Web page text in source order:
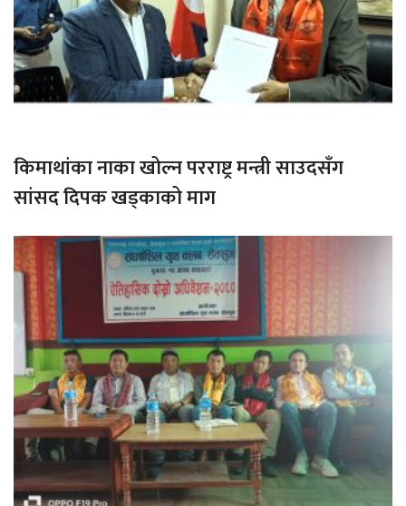
किमाथांका नाका खोल्न परराष्ट्र मन्त्री साउदसँग
सांसद दिपक खड्काको माग